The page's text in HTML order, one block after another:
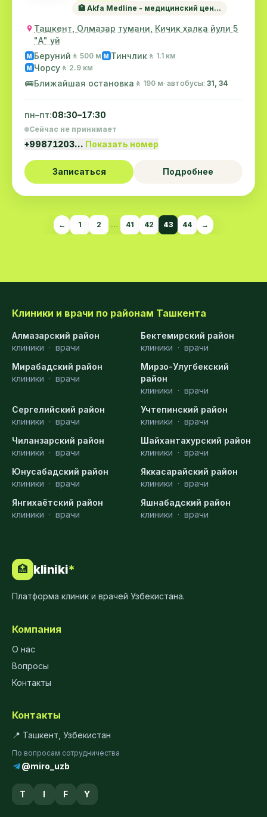
🏥 Akfa Medline - медицинский цен...
Ташкент, Олмазар тумани, Кичик халка йули 5
"А" уй
M Беруний 🚶 500 м M Тинчлик 🚶 1.1 км
M Чорсу 🚶 2.9 км
🚌Ближайшая остановка 🚶 190 м· автобусы: 31, 34
пн–пт:08:30–17:30
Сейчас не принимает
+99871203… Показать номер
Записаться Подробнее
← 1 2 … 41 42 43 44 →
Клиники и врачи по районам Ташкента
Алмазарский район
клиники · врачи
Бектемирский район
клиники · врачи
Мирабадский район
клиники · врачи
Мирзо-Улугбекский
район
клиники · врачи
Сергелийский район
клиники · врачи
Учтепинский район
клиники · врачи
Чиланзарский район
клиники · врачи
Шайхантахурский район
клиники · врачи
Юнусабадский район
клиники · врачи
Яккасарайский район
клиники · врачи
Янгихаётский район
клиники · врачи
Яшнабадский район
клиники · врачи
🏥 kliniki*
Платформа клиник и врачей Узбекистана.
Компания
О нас
Вопросы
Контакты
Контакты
📍 Ташкент, Узбекистан
По вопросам сотрудничества
@miro_uzb
T I F Y